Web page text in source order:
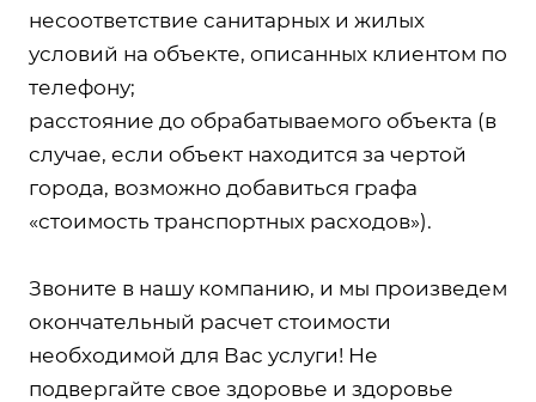
несоответствие санитарных и жилых
условий на объекте, описанных клиентом по
телефону;
расстояние до обрабатываемого объекта (в
случае, если объект находится за чертой
города, возможно добавиться графа
«стоимость транспортных расходов»).
Звоните в нашу компанию, и мы произведем
окончательный расчет стоимости
необходимой для Вас услуги! Не
подвергайте свое здоровье и здоровье